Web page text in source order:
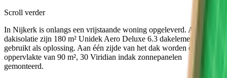
Scroll verder
In Nijkerk is onlangs een vrijstaande woning opgeleverd. Als
dakisolatie zijn 180 m² Unidek Aero Deluxe 6.3 dakelementen
gebruikt als oplossing. Aan één zijde van het dak worden op een
oppervlakte van 90 m², 30 Viridian indak zonnepanelen
gemonteerd.